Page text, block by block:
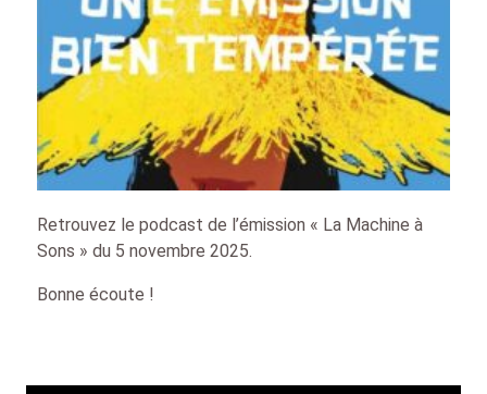
Retrouvez le podcast de l’émission « La Machine à
Sons » du 5 novembre 2025.
Bonne écoute !